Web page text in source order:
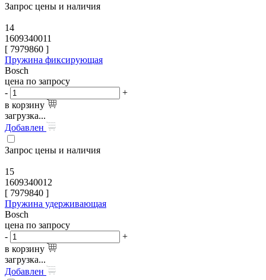
Запрос цены и наличия
14
1609340011
[ 7979860 ]
Пружина фиксирующая
Bosch
цена по запросу
-
+
в корзину
загрузка...
Добавлен
Запрос цены и наличия
15
1609340012
[ 7979840 ]
Пружина удерживающая
Bosch
цена по запросу
-
+
в корзину
загрузка...
Добавлен